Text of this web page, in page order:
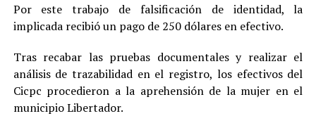
Por este trabajo de falsificación de identidad, la
implicada recibió un pago de 250 dólares en efectivo.
Tras recabar las pruebas documentales y realizar el
análisis de trazabilidad en el registro, los efectivos del
Cicpc procedieron a la aprehensión de la mujer en el
municipio Libertador.